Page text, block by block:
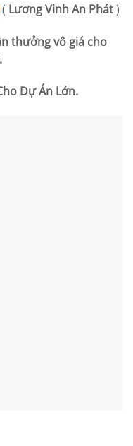
( Lương Vinh An Phát)
thưởng vô giá cho
Dự Án Lớn.